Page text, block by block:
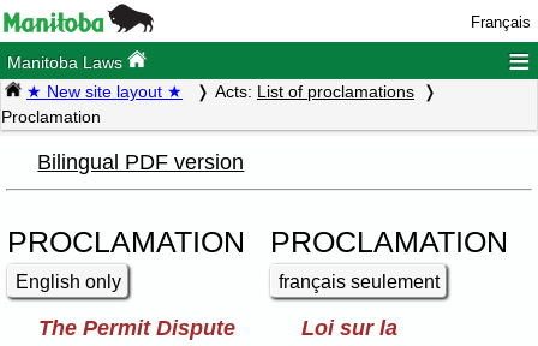
Français
Manitoba Laws ≡
★ New site layout ★ Acts: List of proclamations
Proclamation
Bilingual PDF version
PROCLAMATION
English only
PROCLAMATION
français seulement
The Permit Dispute
Loi sur la